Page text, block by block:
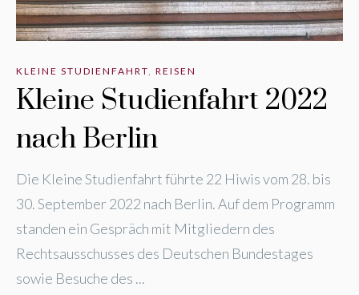
KLEINE STUDIENFAHRT, REISEN
Kleine Studienfahrt 2022
nach Berlin
Die Kleine Studienfahrt führte 22 Hiwis vom 28. bis
30. September 2022 nach Berlin. Auf dem Programm
standen ein Gespräch mit Mitgliedern des
Rechtsausschusses des Deutschen Bundestages
sowie Besuche des ...